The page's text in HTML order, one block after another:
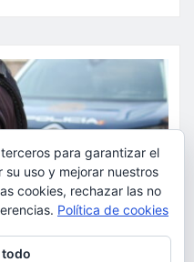
para garantizar el
uso y mejorar nuestros
cookies, rechazar las no
Política de cookies